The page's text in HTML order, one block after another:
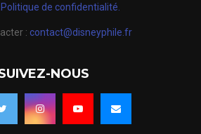
Politique de confidentialité.
: contact@disneyphile.fr
NOUS